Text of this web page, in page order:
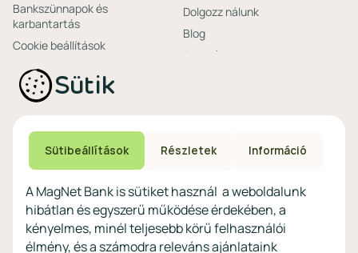
Bankszünnapok és
karbantartás
Cookie beállítások
Dolgozz nálunk
Blog
Friss hírek
Ajánlataink non-
profitoknak
számlacsomagok
Megtakarítások non-
profitoknak
Digitális szolgáltatások non-
profitoknak
eszközökön
Vértezze fel magát a
kibercsalásokkal
szemben!
Sütik
Sütibeállítások Részletek Információ
A MagNet Bank is sütiket használ a weboldalunk
hibátlan és egyszerű működése érdekében, a
kényelmes, minél teljesebb körű felhasználói
élmény, és a számodra releváns ajánlataink